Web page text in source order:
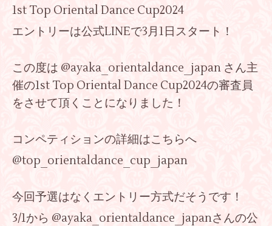
1st Top Oriental Dance Cup2024
エントリーは公式LINEで3月1日スタート！
この度は @ayaka_orientaldance_japan さん主
催の1st Top Oriental Dance Cup2024の審査員
をさせて頂くことになりました！
コンペティションの詳細はこちらへ
@top_orientaldance_cup_japan
今回予選はなくエントリー方式だそうです！
3/1から @ayaka_orientaldance_japanさんの公